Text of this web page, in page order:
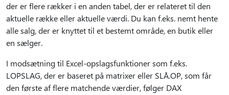
der er flere rækker i en anden tabel, der er relateret til den
aktuelle række eller aktuelle værdi. Du kan f.eks. nemt hente
alle salg, der er knyttet til et bestemt område, en butik eller
en sælger.
I modsætning til Excel-opslagsfunktioner som f.eks.
LOPSLAG, der er baseret på matrixer eller SLÅ.OP, som får
den første af flere matchende værdier, følger DAX